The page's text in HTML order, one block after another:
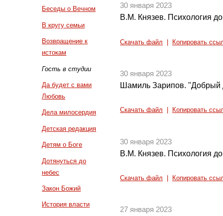
Беседы о Вечном
В кругу семьи
Возвращение к
истокам
Гость в студии
Да будет с вами
Любовь
Дела милосердия
Детская редакция
Детям о Боге
Дотянуться до
небес
Закон Божий
История власти
30 января 2023
В.М. Князев. Психология
Скачать файл Копировать
30 января 2023
Шамиль Зарипов. "Добрый
Скачать файл Копировать
30 января 2023
В.М. Князев. Психология
Скачать файл Копировать
27 января 2023